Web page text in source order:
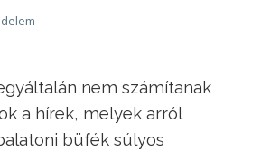
nem számítanak
a hírek, melyek arról
büfék súlyos